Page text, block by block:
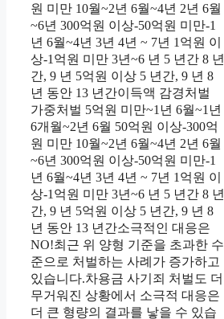
원 미만 10월~2년 6월~4년 2년 6월
~6년 300억원 이상-50억원 미만-1
년 6월~4년 3년 4년 ~ 7년 1억원 이
상-1억원 미만 3년~6 년 5 년간 8 년
간, 9 년 5억원 이상 5 년간, 9 년 8
년 동안 13 년간이득액 감경처벌
가중처벌 5억원 미만~1년 6월~1년
6개월~2년 6월 50억원 이상-300억
원 미만 10월~2년 6월~4년 2년 6월
~6년 300억원 이상-50억원 미만-1
년 6월~4년 3년 4년 ~ 7년 1억원 이
상-1억원 미만 3년~6 년 5 년간 8 년
간, 9 년 5억원 이상 5 년간, 9 년 8
년 동안 13 년간소극적인 대응은
NO!최근 위 양형 기준을 초과한 수
준으로 처벌하는 사례가 증가하고
있습니다.차용금 사기죄 처벌도 더
무거워진 상황에서 소극적 대응은
더 큰 형량의 결과를 낳을 수 있습